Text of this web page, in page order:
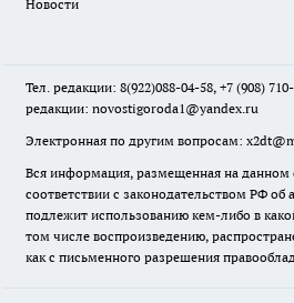
Новости
Тел. редакции: 8(922)088-04-58, +7 (908)
редакции: novostigoroda1@yandex.ru
Электронная по другим вопросам:
Вся информация, размещенная на данном
соответствии с законодательством РФ об
подлежит использованию кем-либо в
том числе воспроизведению,
как с письменного разрешения